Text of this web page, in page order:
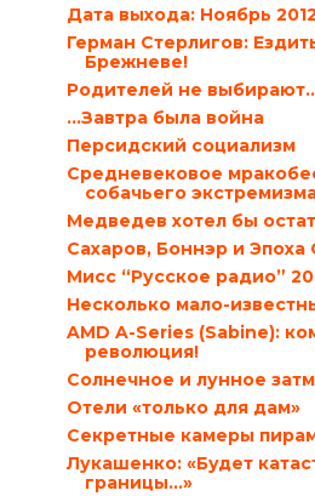
Дата выхода: Ноябрь
Герман Стерлигов:
Брежневе!
Родителей не
…Завтра была война
Персидский социализм
Средневековое
собачьего
Медведев хотел бы
Сахаров, Боннэр и Эпоха
Мисс “Русское радио”
Несколько мало-
AMD A-Series (Sabine):
революция!
Солнечное и лунное
Отели «только для дам»
Секретные камеры
Лукашенко: «Будет
границы…»